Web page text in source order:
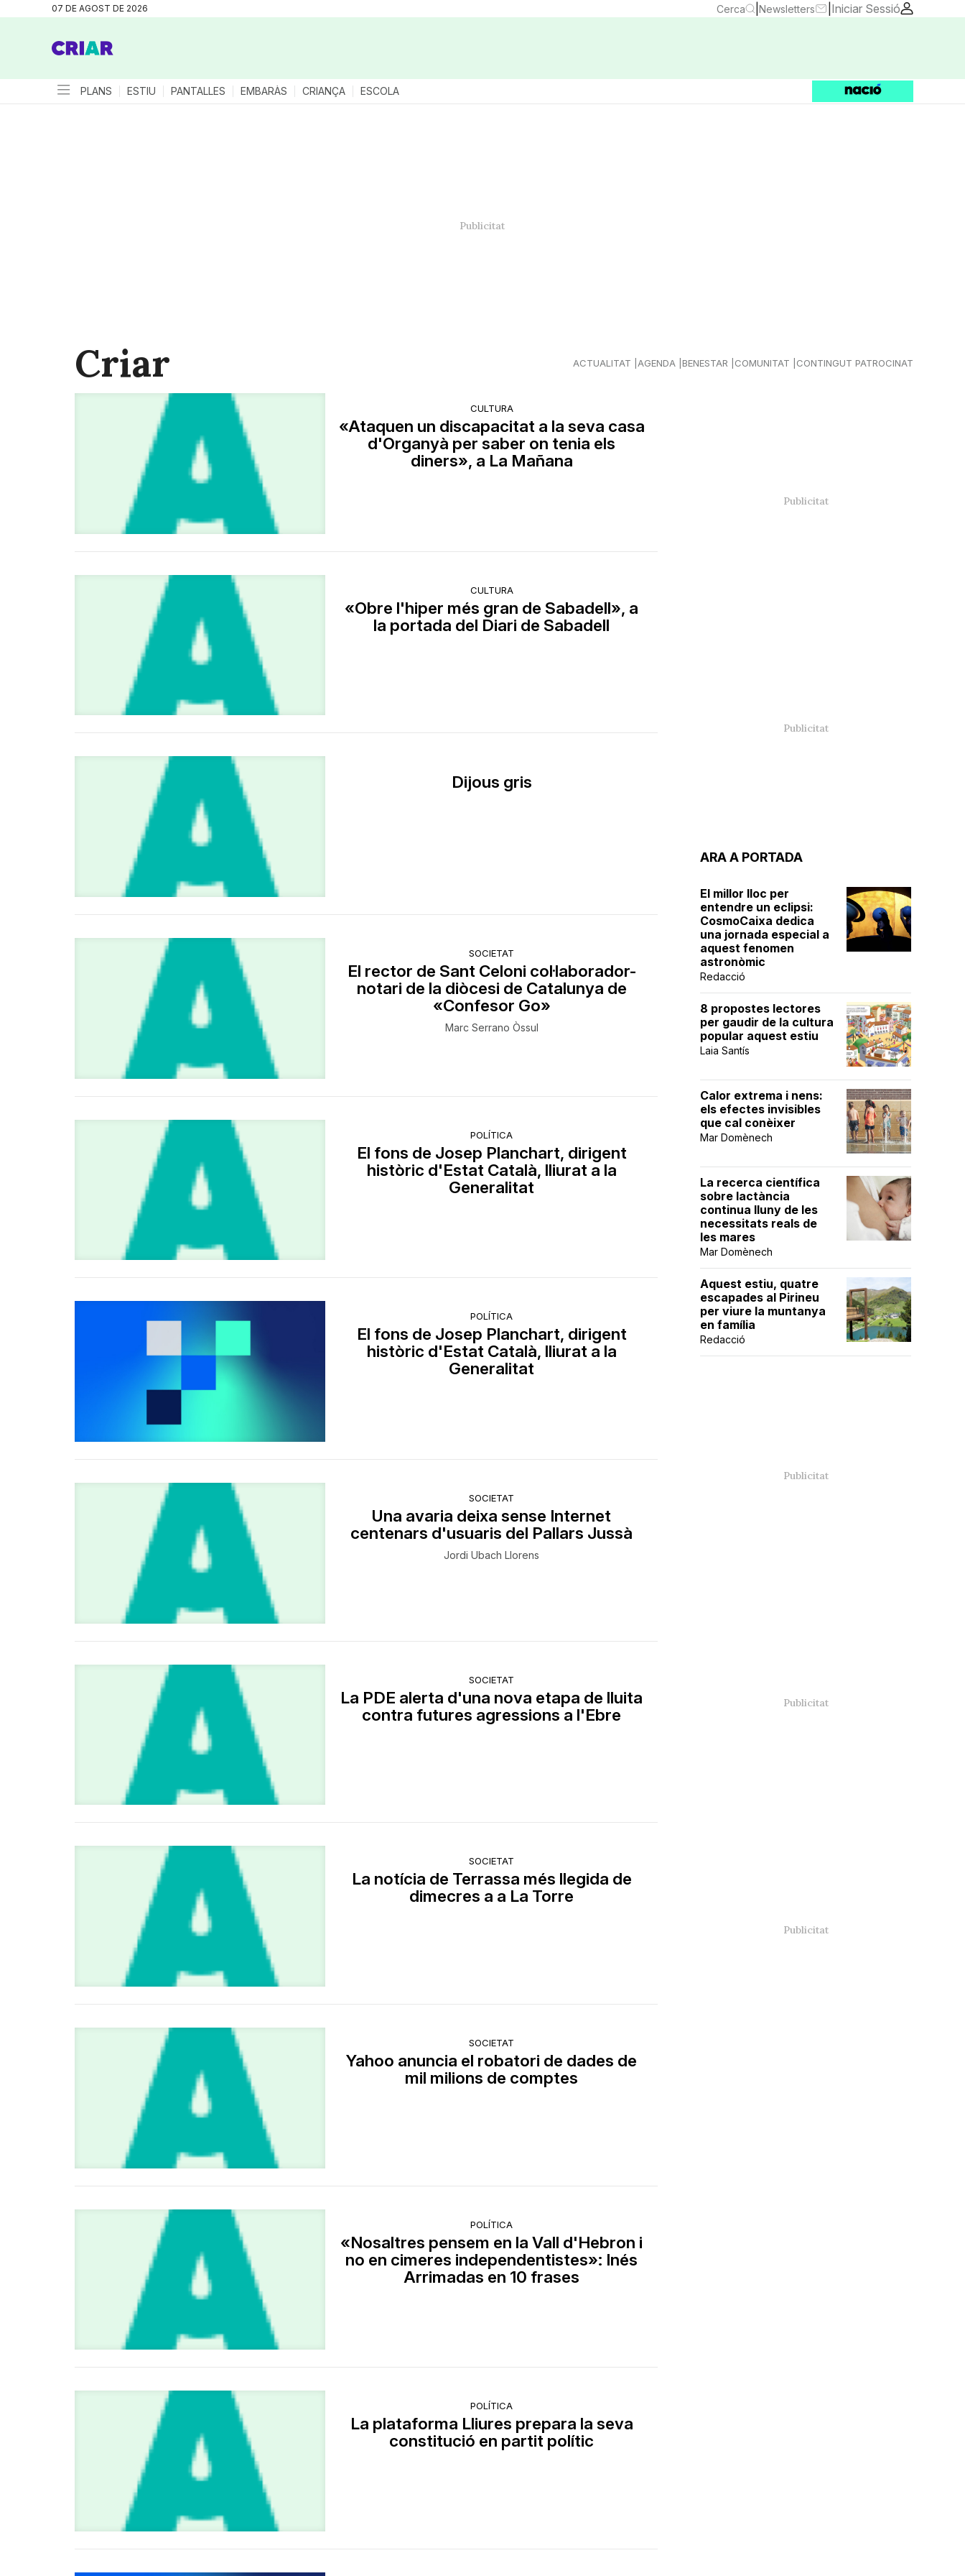
07 DE AGOST DE 2026 Cerca Newsletters Iniciar Sessió
PLANS ESTIU PANTALLES EMBARÀS CRIANÇA ESCOLA
Criar ACTUALITAT AGENDA BENESTAR COMUNITAT CONTINGUT PATROCINAT
CULTURA
«Ataquen un discapacitat a la seva casa
d'Organyà per saber on tenia els
diners», a La Mañana
CULTURA
«Obre l'hiper més gran de Sabadell», a
la portada del Diari de Sabadell
Dijous gris
SOCIETAT
El rector de Sant Celoni col·laborador-
notari de la diòcesi de Catalunya de
«Confesor Go»
Marc Serrano Òssul
POLÍTICA
El fons de Josep Planchart, dirigent
històric d'Estat Català, lliurat a la
Generalitat
POLÍTICA
El fons de Josep Planchart, dirigent
històric d'Estat Català, lliurat a la
Generalitat
SOCIETAT
Una avaria deixa sense Internet
centenars d'usuaris del Pallars Jussà
Jordi Ubach Llorens
SOCIETAT
La PDE alerta d'una nova etapa de lluita
contra futures agressions a l'Ebre
SOCIETAT
La notícia de Terrassa més llegida de
dimecres a a La Torre
SOCIETAT
Yahoo anuncia el robatori de dades de
mil milions de comptes
POLÍTICA
«Nosaltres pensem en la Vall d'Hebron i
no en cimeres independentistes»: Inés
Arrimadas en 10 frases
POLÍTICA
La plataforma Lliures prepara la seva
constitució en partit polític
ARA A PORTADA
El millor lloc per
entendre un eclipsi:
CosmoCaixa dedica
una jornada especial a
aquest fenomen
astronòmic
Redacció
8 propostes lectores
per gaudir de la cultura
popular aquest estiu
Laia Santís
Calor extrema i nens:
els efectes invisibles
que cal conèixer
Mar Domènech
La recerca científica
sobre lactància
continua lluny de les
necessitats reals de
les mares
Mar Domènech
Aquest estiu, quatre
escapades al Pirineu
per viure la muntanya
en família
Redacció